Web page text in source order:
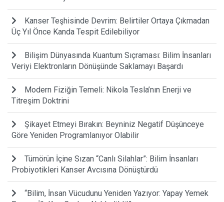
Kanser Teşhisinde Devrim: Belirtiler Ortaya Çıkmadan
Üç Yıl Önce Kanda Tespit Edilebiliyor
Bilişim Dünyasında Kuantum Sıçraması: Bilim İnsanları
Veriyi Elektronların Dönüşünde Saklamayı Başardı
Modern Fiziğin Temeli: Nikola Tesla’nın Enerji ve
Titreşim Doktrini
Şikayet Etmeyi Bırakın: Beyniniz Negatif Düşünceye
Göre Yeniden Programlanıyor Olabilir
Tümörün İçine Sızan “Canlı Silahlar”: Bilim İnsanları
Probiyotikleri Kanser Avcısına Dönüştürdü
“Bilim, İnsan Vücudunu Yeniden Yazıyor: Yapay Yemek